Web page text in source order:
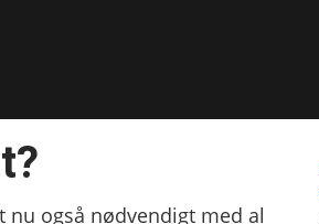
nu også nødvendigt med al